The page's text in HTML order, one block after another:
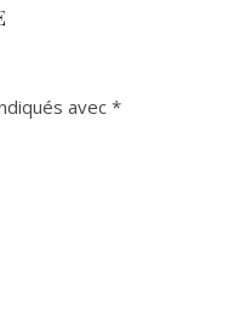
avec *